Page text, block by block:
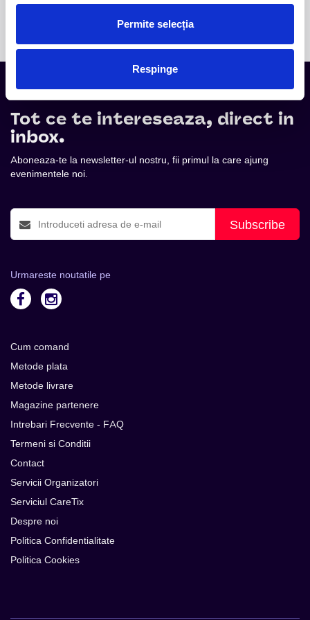
Permite selecția
Respinge
internațional.
Tot ce te intereseaza, direct in
inbox.
Aboneaza-te la newsletter-ul nostru, fii primul la care ajung
evenimentele noi.
Subscribe
Urmareste noutatile pe
Cum comand
Metode plata
Metode livrare
Magazine partenere
Intrebari Frecvente - FAQ
Termeni si Conditii
Contact
Servicii Organizatori
Serviciul CareTix
Despre noi
Politica Confidentialitate
Politica Cookies